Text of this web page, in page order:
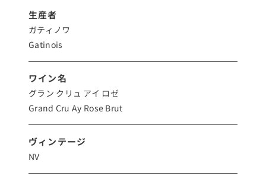
生産者
ガティノワ
Gatinois
ワイン名
グラン クリュ アイ ロゼ
Grand Cru Ay Rose Brut
ヴィンテージ
NV